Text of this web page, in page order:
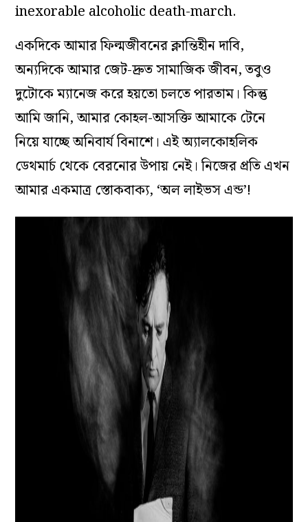
inexorable alcoholic death-march.
একদিকে আমার ফিল্মজীবনের ক্লান্তিহীন দাবি,
অন্যদিকে আমার জেট-দ্রুত সামাজিক জীবন, তবুও
দুটোকে ম্যানেজ করে হয়তো চলতে পারতাম। কিন্তু
আমি জানি, আমার কোহল-আসক্তি আমাকে টেনে
নিয়ে যাচ্ছে অনিবার্য বিনাশে। এই অ্যালকোহলিক
ডেথমার্চ থেকে বেরনোর উপায় নেই। নিজের প্রতি এখন
আমার একমাত্র স্তোকবাক্য, ‘অল লাইভস এন্ড’!